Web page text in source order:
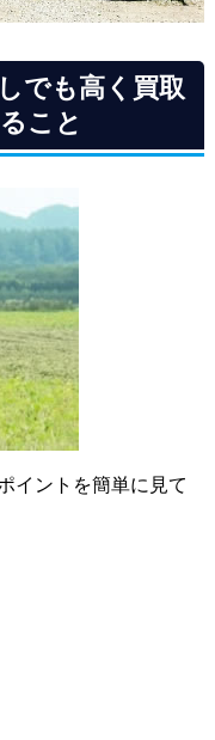
でも高く買取
こと
イントを簡単に見て